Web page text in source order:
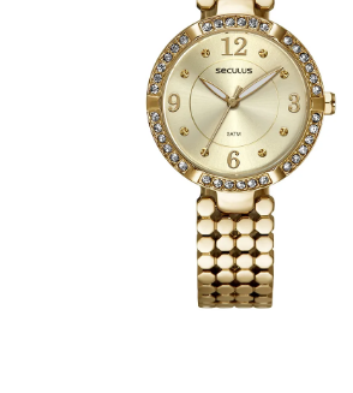
automático
dourado
relógio feminino rose
quadrado